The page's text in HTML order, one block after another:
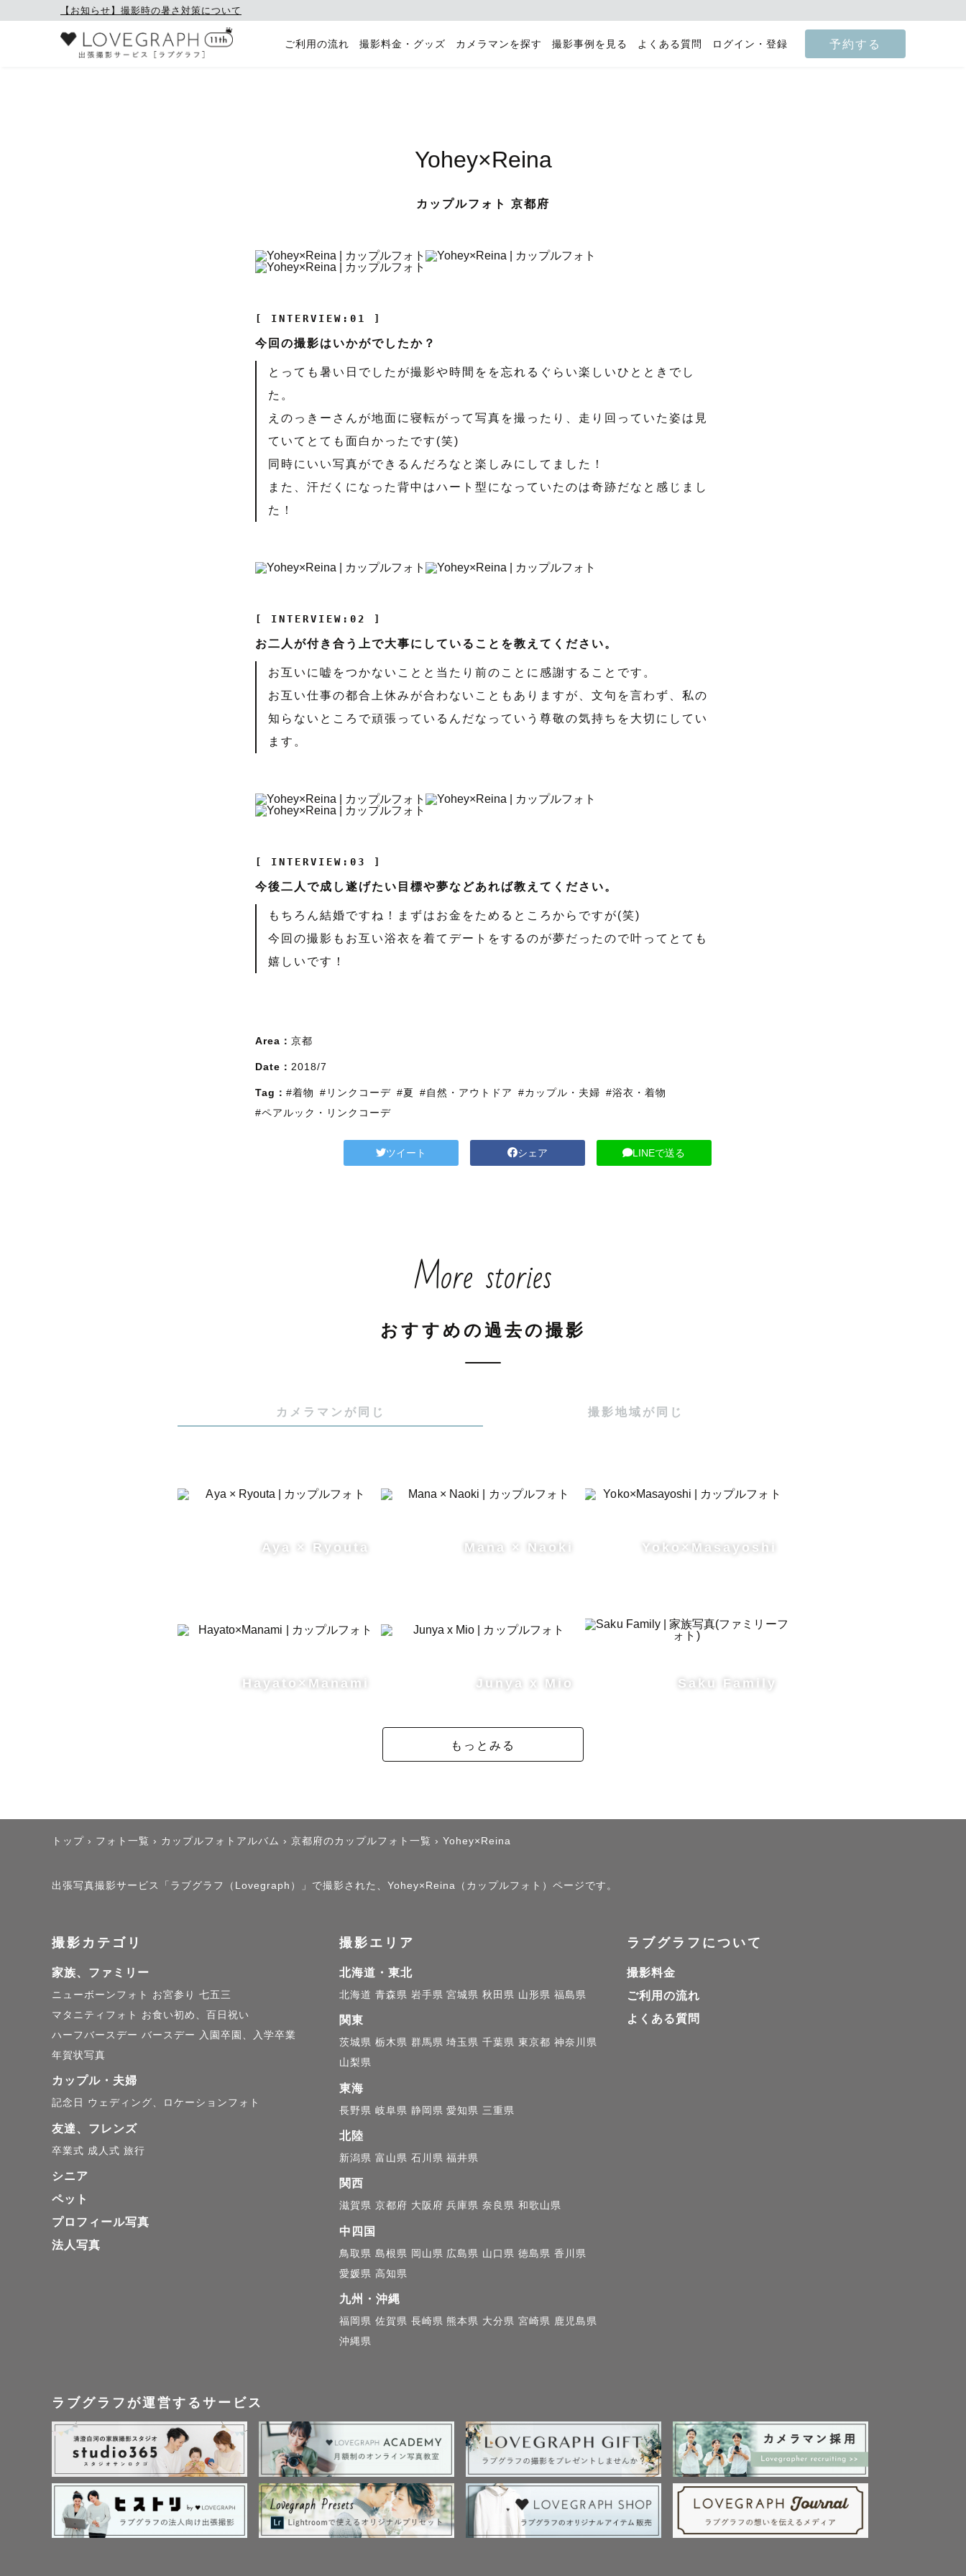
【お知らせ】撮影時の暑さ対策について
ご利用の流れ 撮影料金・グッズ カメラマンを探す 撮影事例を見る よくある質問 ログイン・登録 予約する
Yohey×Reina
カップルフォト 京都府
[ INTERVIEW:01 ]
今回の撮影はいかがでしたか？
とっても暑い日でしたが撮影や時間をを忘れるぐらい楽しいひとときでし
た。
えのっきーさんが地面に寝転がって写真を撮ったり、走り回っていた姿は見
ていてとても面白かったです(笑)
同時にいい写真ができるんだろなと楽しみにしてました！
また、汗だくになった背中はハート型になっていたのは奇跡だなと感じまし
た！
[ INTERVIEW:02 ]
お二人が付き合う上で大事にしていることを教えてください。
お互いに嘘をつかないことと当たり前のことに感謝することです。
お互い仕事の都合上休みが合わないこともありますが、文句を言わず、私の
知らないところで頑張っているんだなっていう尊敬の気持ちを大切にしてい
ます。
[ INTERVIEW:03 ]
今後二人で成し遂げたい目標や夢などあれば教えてください。
もちろん結婚ですね！まずはお金をためるところからですが(笑)
今回の撮影もお互い浴衣を着てデートをするのが夢だったので叶ってとても
嬉しいです！
Area： 京都
Date： 2018/7
Tag： #着物 #リンクコーデ #夏 #自然・アウトドア #カップル・夫婦 #浴衣・着物
#ペアルック・リンクコーデ
ツイート シェア LINEで送る
More stories
おすすめの過去の撮影
カメラマンが同じ 撮影地域が同じ
Aya × Ryouta Mana × Naoki Yoko×Masayoshi
Hayato×Manami Junya x Mio Saku Family
もっとみる
トップ › フォト一覧 › カップルフォトアルバム › 京都府のカップルフォト一覧 › Yohey×Reina
出張写真撮影サービス「ラブグラフ（Lovegraph）」で撮影された、Yohey×Reina（カップルフォト）ページです。
撮影カテゴリ
家族、ファミリー
ニューボーンフォト お宮参り 七五三
マタニティフォト
お食い初め、百日祝い
ハーフバースデー バースデー
入園卒園、入学卒業
年賀状写真
カップル・夫婦
記念日 ウェディング、ロケーションフォト
友達、フレンズ
卒業式 成人式 旅行
シニア
ペット
プロフィール写真
法人写真
撮影エリア
北海道・東北
北海道 青森県 岩手県 宮城県 秋田県 山形県 福島県
関東
茨城県 栃木県 群馬県 埼玉県 千葉県 東京都 神奈川県
山梨県
東海
長野県 岐阜県 静岡県 愛知県 三重県
北陸
新潟県 富山県 石川県 福井県
関西
滋賀県 京都府 大阪府 兵庫県 奈良県 和歌山県
中四国
鳥取県 島根県 岡山県 広島県 山口県 徳島県 香川県
愛媛県 高知県
九州・沖縄
福岡県 佐賀県 長崎県 熊本県 大分県 宮崎県 鹿児島県
沖縄県
ラブグラフについて
撮影料金
ご利用の流れ
よくある質問
ラブグラフが運営するサービス